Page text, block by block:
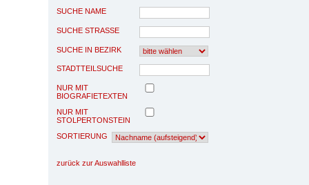
SUCHE NAME
SUCHE STRASSE
SUCHE IN BEZIRK
STADTTEILSUCHE
NUR MIT
BIOGRAFIETEXTEN
NUR MIT
STOLPERTONSTEIN
SORTIERUNG
zurück zur Auswahlliste